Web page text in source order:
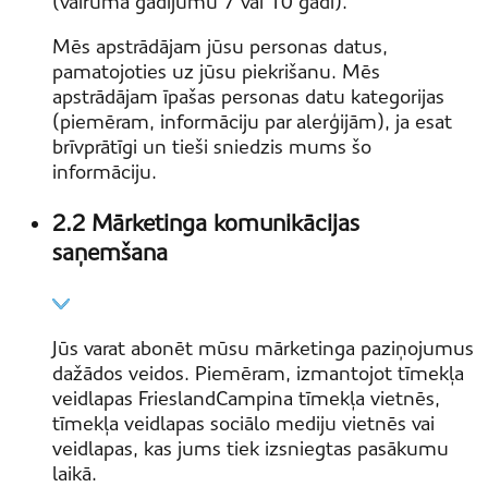
Mēs apstrādājam jūsu personas datus,
pamatojoties uz jūsu piekrišanu. Mēs
apstrādājam īpašas personas datu kategorijas
(piemēram, informāciju par alerģijām), ja esat
brīvprātīgi un tieši sniedzis mums šo
informāciju.
2.2 Mārketinga komunikācijas
saņemšana
Jūs varat abonēt mūsu mārketinga paziņojumus
dažādos veidos. Piemēram, izmantojot tīmekļa
veidlapas FrieslandCampina tīmekļa vietnēs,
tīmekļa veidlapas sociālo mediju vietnēs vai
veidlapas, kas jums tiek izsniegtas pasākumu
laikā.